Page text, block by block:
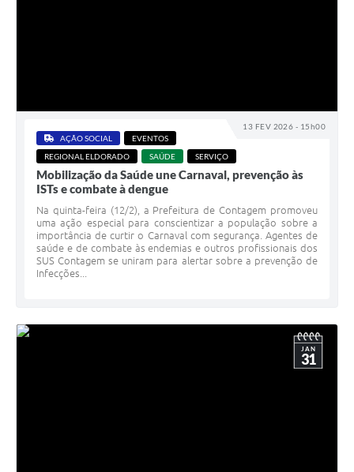
13 FEV 2026 - 15h00
AÇÃO SOCIAL
EVENTOS
REGIONAL ELDORADO
SAÚDE SERVIÇO
Mobilização da Saúde une Carnaval, prevenção às
ISTs e combate à dengue
Na quinta-feira (12/2), a Prefeitura de Contagem promoveu
uma ação especial para conscientizar a população sobre a
importância de curtir o Carnaval com segurança. Agentes de
saúde e de combate às endemias e outros profissionais dos
SUS Contagem se uniram para alertar sobre a prevenção de
Infecções...
JAN
31